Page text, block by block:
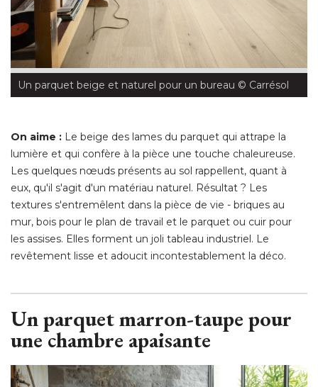
Un parquet beige et naturel pour un bureau © Carrésol
On aime : Le beige des lames du parquet qui attrape la
lumière et qui confère à la pièce une touche chaleureuse.
Les quelques nœuds présents au sol rappellent, quant à
eux, qu'il s'agit d'un matériau naturel. Résultat ? Les
textures s'entremêlent dans la pièce de vie - briques au
mur, bois pour le plan de travail et le parquet ou cuir pour
les assises. Elles forment un joli tableau industriel. Le
revêtement lisse et adoucit incontestablement la déco.
Un parquet marron-taupe pour
une chambre apaisante